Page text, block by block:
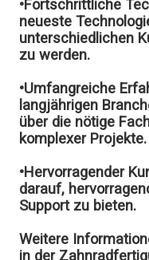
•Fortschrittliche
neueste
unterschiedlichen
zu werden.
•Umfangreiche
langjährigen
über die nötige
komplexer Projekte.
•Hervorragender
darauf,
Support zu bieten.
Weitere
in der